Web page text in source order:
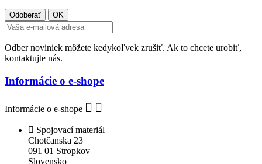
Odber noviniek môžete kedykoľvek zrušiť. Ak to chcete urobiť,
kontaktujte nás.
Informácie o e-shope
Informácie o e-shope
Spojovací materiál
Chotčanska 23
091 01 Stropkov
Slovensko